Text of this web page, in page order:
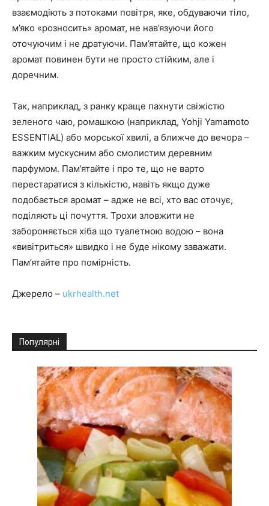
взаємодіють з потоками повітря, яке, обдуваючи тіло,
м’яко «розносить» аромат, не нав’язуючи його
оточуючим і не дратуючи. Пам’ятайте, що кожен
аромат повинен бути не просто стійким, але і
доречним.
Так, наприклад, з ранку краще пахнути свіжістю
зеленого чаю, ромашкою (наприклад, Yohji Yamamoto
ESSENTIAL) або морської хвилі, а ближче до вечора –
важким мускусним або смолистим деревним
парфумом. Пам’ятайте і про те, що не варто
перестаратися з кількістю, навіть якщо дуже
подобається аромат – адже не всі, хто вас оточує,
поділяють ці почуття. Трохи зловжити не
забороняється хіба що туалетною водою – вона
«вивітриться» швидко і не буде нікому заважати.
Пам’ятайте про помірність.
Джерело – ukrhealth.net
Популярні